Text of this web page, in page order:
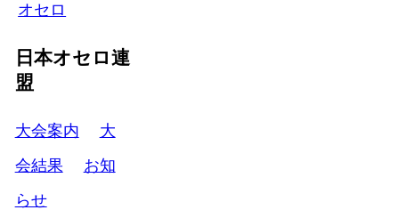
オセロ
日本オセロ連
盟
大会案内
大
会結果
お知
らせ